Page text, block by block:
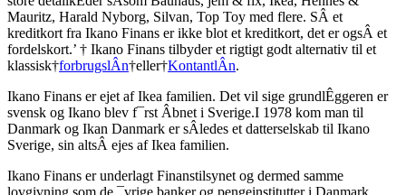
Mauritz, Harald Nyborg, Silvan, Top Toy med flere. SÂ et
kreditkort fra Ikano Finans er ikke blot et kreditkort, det er ogsÂ et
fordelskort.’ † Ikano Finans tilbyder et rigtigt godt alternativ til et
klassisk†forbrugslÂn†eller†KontantlÂn.
Ikano Finans er ejet af Ikea familien. Det vil sige grundlÊggeren er
svensk og Ikano blev f¯rst Âbnet i Sverige.I 1978 kom man til
Danmark og Ikan Danmark er sÂledes et datterselskab til Ikano
Sverige, sin altsÂ ejes af Ikea familien.
Ikano Finans er underlagt Finanstilsynet og dermed samme
lovgivning som de ¯vrige banker og pengeinstitutter i Danmark